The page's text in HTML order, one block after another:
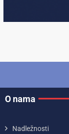
O nama
Nadležnosti